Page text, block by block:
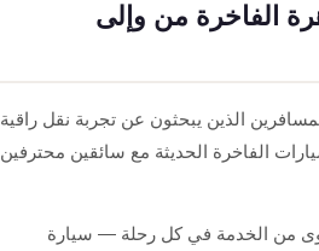
الفاخرة من وإلى
الذين يبحثون عن تجربة نقل راقية
الفاخرة الحديثة مع سائقين محترفين
من الخدمة في كل رحلة — سيارة